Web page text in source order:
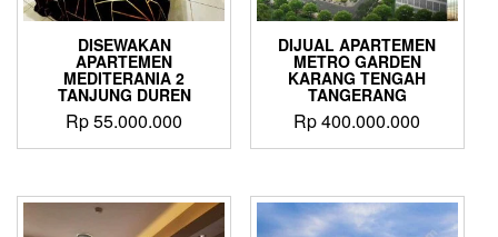
DISEWAKAN
APARTEMEN
MEDITERANIA 2
TANJUNG DUREN
Rp55.000.000
DIJUAL APARTEMEN
METRO GARDEN
KARANG TENGAH
TANGERANG
Rp400.000.000